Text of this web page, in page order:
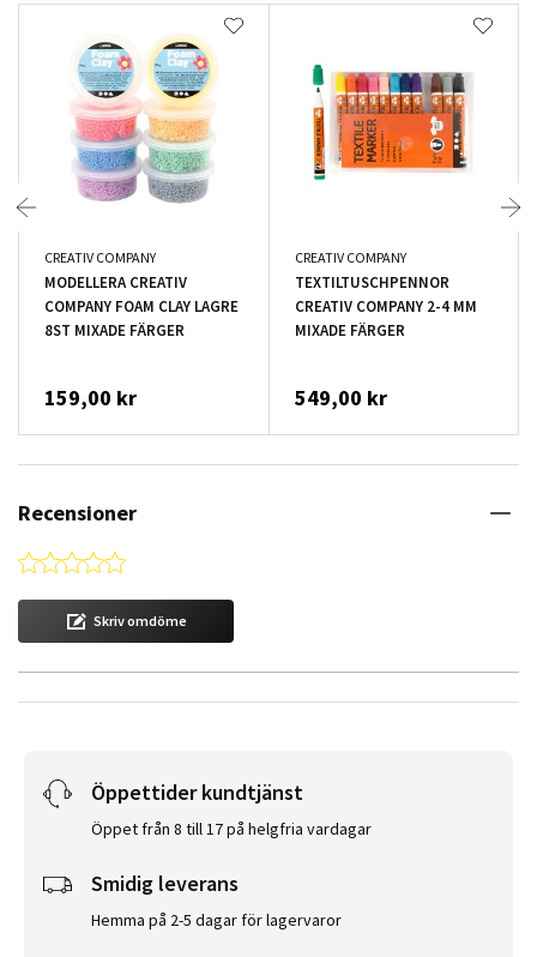
CREATIV COMPANY
MODELLERA CREATIV
COMPANY FOAM CLAY LAGRE
8ST MIXADE FÄRGER
159,00 kr
CREATIV COMPANY
TEXTILTUSCHPENNOR
CREATIV COMPANY 2-4 MM
MIXADE FÄRGER
549,00 kr
Recensioner
0.0 star rating
Skriv omdöme
Öppettider kundtjänst
Öppet från 8 till 17 på helgfria vardagar
Smidig leverans
Hemma på 2-5 dagar för lagervaror